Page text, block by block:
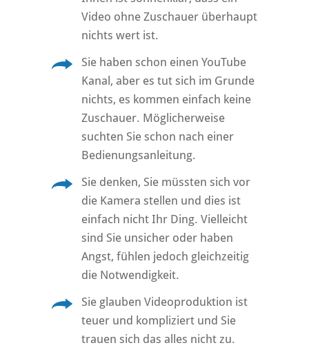
Video ohne Zuschauer überhaupt
nichts wert ist.
Sie haben schon einen YouTube
Kanal, aber es tut sich im Grunde
nichts, es kommen einfach keine
Zuschauer. Möglicherweise
suchten Sie schon nach einer
Bedienungsanleitung.
Sie denken, Sie müssten sich vor
die Kamera stellen und dies ist
einfach nicht Ihr Ding. Vielleicht
sind Sie unsicher oder haben
Angst, fühlen jedoch gleichzeitig
die Notwendigkeit.
Sie glauben Videoproduktion ist
teuer und kompliziert und Sie
trauen sich das alles nicht zu.